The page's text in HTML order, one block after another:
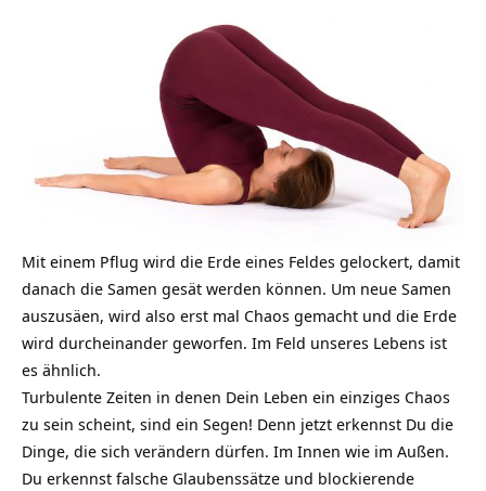
Mit einem Pflug wird die Erde eines Feldes gelockert, damit
danach die Samen gesät werden können. Um neue Samen
auszusäen, wird also erst mal Chaos gemacht und die Erde
wird durcheinander geworfen. Im Feld unseres Lebens ist
es ähnlich.
Turbulente Zeiten in denen Dein Leben ein einziges Chaos
zu sein scheint, sind ein Segen! Denn jetzt erkennst Du die
Dinge, die sich verändern dürfen. Im Innen wie im Außen.
Du erkennst falsche Glaubenssätze und blockierende